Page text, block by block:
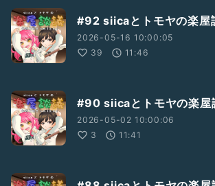
#92 siicaとトモヤの楽屋
2026-05-16 10:00:05
39
11:46
#90 siicaとトモヤの楽屋
2026-05-02 10:00:06
3
11:41